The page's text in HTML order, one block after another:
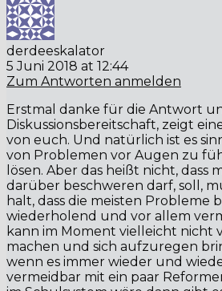
derdeeskalator
5 Juni 2018 at 12:44
Zum Antworten anmelden
Erstmal danke für die Antwort
Diskussionsbereitschaft, zeigt
von euch. Und natürlich ist es
von Problemen vor Augen zu
lösen. Aber das heißt nicht, dass
darüber beschweren darf, soll,
halt, dass die meisten Probleme
wiederholend und vor allem
kann im Moment vielleicht nicht
machen und sich aufzuregen
wenn es immer wieder und
vermeidbar mit ein paar